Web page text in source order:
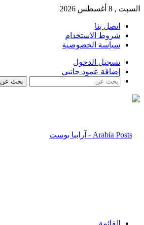
السبت , 8 أغسطس 2026
اتصل بنا
شروط الاستخدام
سياسة الخصوصية
تسجيل الدخول
إضافة عمود جانبي
بحث عن
القائمة